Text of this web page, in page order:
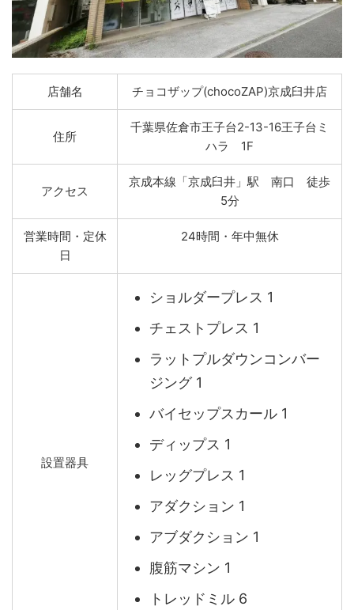
店舗名 チョコザップ(chocoZAP)京成臼井店
住所
千葉県佐倉市王子台2-13-16王子台ミ
ハラ 1F
アクセス
京成本線「京成臼井」駅 南口 徒歩
5分
営業時間・定休
日
24時間・年中無休
設置器具
ショルダープレス 1
チェストプレス 1
ラットプルダウンコンバー
ジング 1
バイセップスカール 1
ディップス 1
レッグプレス 1
アダクション 1
アブダクション 1
腹筋マシン 1
トレッドミル 6